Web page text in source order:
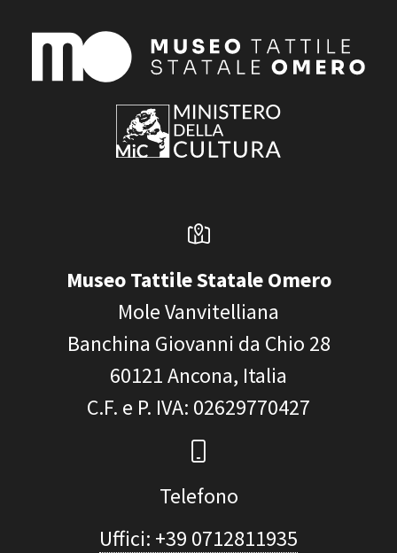
Museo Tattile Statale Omero
Mole Vanvitelliana
Banchina Giovanni da Chio 28
60121Ancona, Italia
C.F. e P. IVA: 02629770427
Telefono
Uffici: +39 0712811935